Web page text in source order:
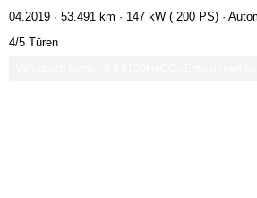
04.2019 · 53.491 km · 147 kW ( 200 PS) ·
4/5 Türen